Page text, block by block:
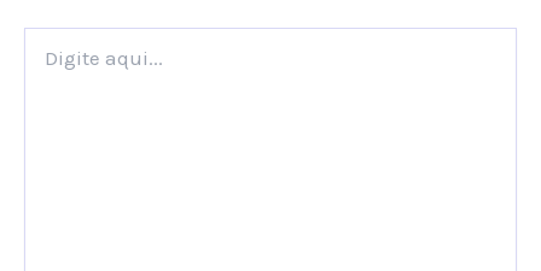
aqui...